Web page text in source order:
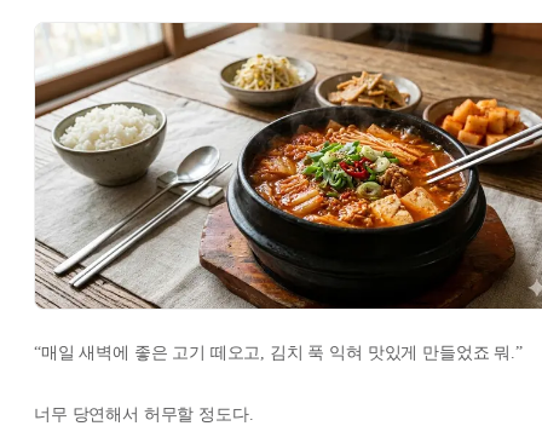
“매일 새벽에 좋은 고기 떼오고, 김치 푹 익혀 맛있게 만들었죠 뭐.”
너무 당연해서 허무할 정도다.